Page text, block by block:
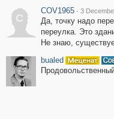
C
COV1965 · 3
Да, точку надо
переулка. Это
Не знаю,
bualed